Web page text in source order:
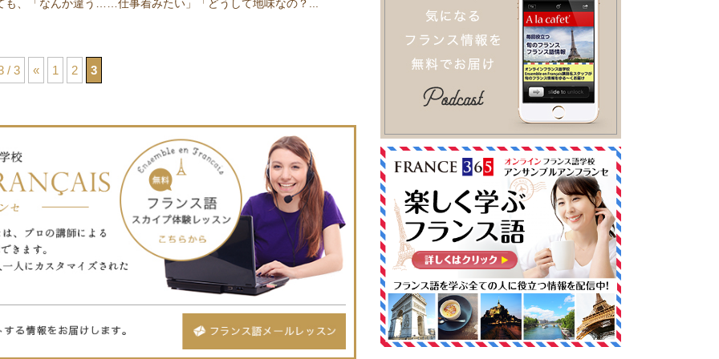
も、「なんか違う……仕事着みたい」「どうして地味なの？...
/ 3 « 1 2 3